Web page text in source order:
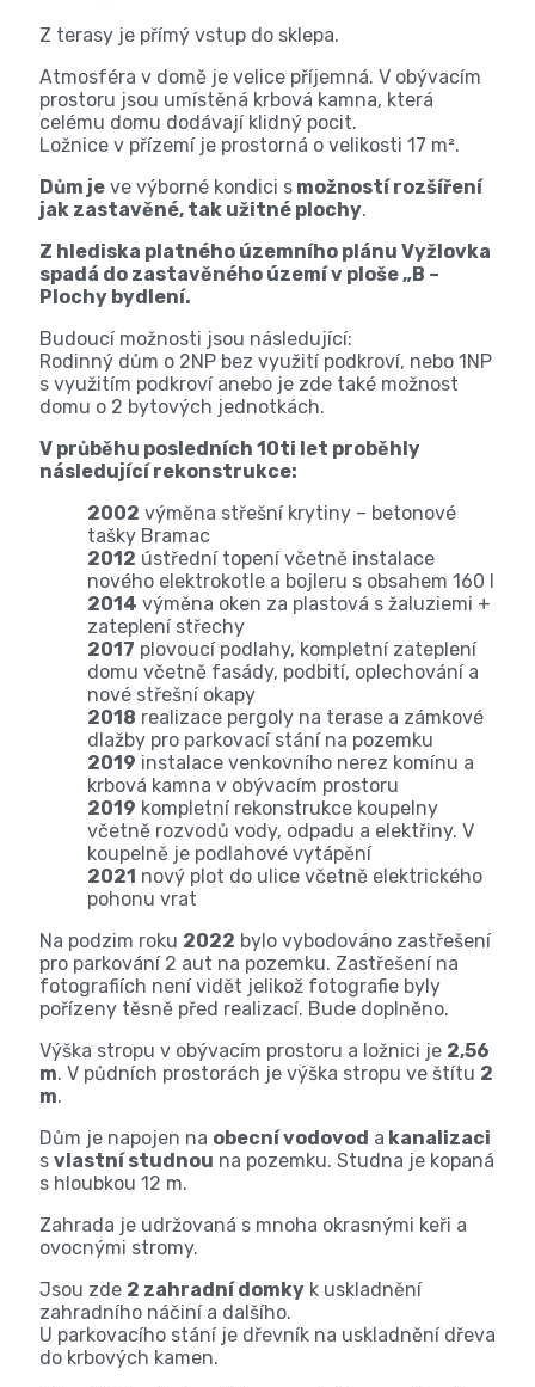
Z terasy je přímý vstup do sklepa.
Atmosféra v domě je velice příjemná. V obývacím
prostoru jsou umístěná krbová kamna, která
celému domu dodávají klidný pocit.
Ložnice v přízemí je prostorná o velikosti 17 m².
Dům je ve výborné kondici s možností rozšíření
jak zastavěné, tak užitné plochy.
Z hlediska platného územního plánu Vyžlovka
spadá do zastavěného území v ploše „B –
Plochy bydlení.
Budoucí možnosti jsou následující:
Rodinný dům o 2NP bez využití podkroví, nebo 1NP
s využitím podkroví anebo je zde také možnost
domu o 2 bytových jednotkách.
V průběhu posledních 10ti let proběhly
následující rekonstrukce:
2002 výměna střešní krytiny – betonové
tašky Bramac
2012 ústřední topení včetně instalace
nového elektrokotle a bojleru s obsahem 160 l
2014 výměna oken za plastová s žaluziemi +
zateplení střechy
2017 plovoucí podlahy, kompletní zateplení
domu včetně fasády, podbití, oplechování a
nové střešní okapy
2018 realizace pergoly na terase a zámkové
dlažby pro parkovací stání na pozemku
2019 instalace venkovního nerez komínu a
krbová kamna v obývacím prostoru
2019 kompletní rekonstrukce koupelny
včetně rozvodů vody, odpadu a elektřiny. V
koupelně je podlahové vytápění
2021 nový plot do ulice včetně elektrického
pohonu vrat
Na podzim roku 2022 bylo vybodováno zastřešení
pro parkování 2 aut na pozemku. Zastřešení na
fotografiích není vidět jelikož fotografie byly
pořízeny těsně před realizací. Bude doplněno.
Výška stropu v obývacím prostoru a ložnici je 2,56
m. V půdních prostorách je výška stropu ve štítu 2
m.
Dům je napojen na obecní vodovod a kanalizaci
s vlastní studnou na pozemku. Studna je kopaná
s hloubkou 12 m.
Zahrada je udržovaná s mnoha okrasnými keři a
ovocnými stromy.
Jsou zde 2 zahradní domky k uskladnění
zahradního náčiní a dalšího.
U parkovacího stání je dřevník na uskladnění dřeva
do krbových kamen.